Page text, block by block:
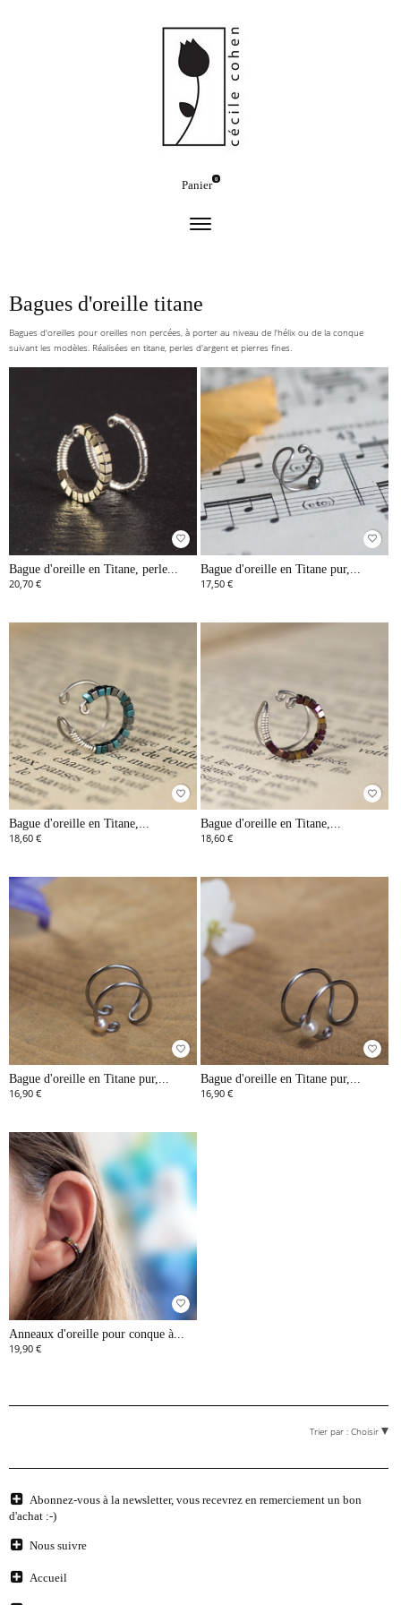
Panier
0
Bagues d'oreille titane
Bagues d'oreilles pour oreilles non percées, à porter au niveau de l'hélix ou de la conque
suivant les modèles. Réalisées en titane, perles d'argent et pierres fines.
favorite_border
Bague d'oreille en Titane, perle...
20,70 €
favorite_border
Bague d'oreille en Titane pur,...
17,50 €
favorite_border
Bague d'oreille en Titane,...
18,60 €
favorite_border
Bague d'oreille en Titane,...
18,60 €
favorite_border
Bague d'oreille en Titane pur,...
16,90 €
favorite_border
Bague d'oreille en Titane pur,...
16,90 €
favorite_border
Anneaux d'oreille pour conque à...
19,90 €
Trier par : Choisir
Abonnez-vous à la newsletter, vous recevrez en remerciement un bon
d'achat :-)
Nous suivre
Accueil